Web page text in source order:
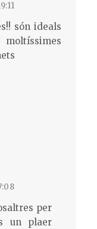
són ideals
per
un plaer